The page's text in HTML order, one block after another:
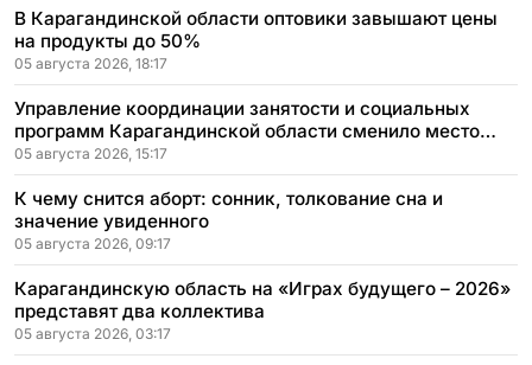
В Карагандинской области оптовики завышают цены
на продукты до 50%
05 августа 2026, 18:17
Управление координации занятости и социальных
программ Карагандинской области сменило место
расположения
05 августа 2026, 15:17
К чему снится аборт: сонник, толкование сна и
значение увиденного
05 августа 2026, 09:17
Карагандинскую область на «Играх будущего – 2026»
представят два коллектива
05 августа 2026, 03:17